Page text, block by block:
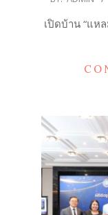
07
เปิดบ้าน “แห